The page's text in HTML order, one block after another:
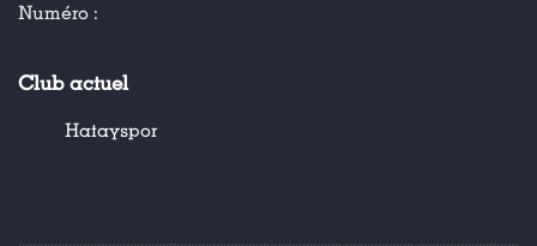
Numéro :
Club actuel
Hatayspor